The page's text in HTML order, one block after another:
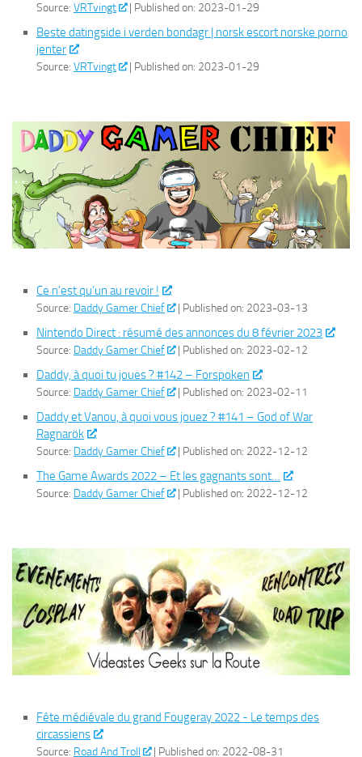
Source: VRTvingt Published on: 2023-01-29
Beste datingside i verden bondagr | norsk escort norske porno
jenter
Source: VRTvingt Published on: 2023-01-29
Ce n’est qu’un au revoir !
Source: Daddy Gamer Chief Published on: 2023-03-13
Nintendo Direct : résumé des annonces du 8 février 2023
Source: Daddy Gamer Chief Published on: 2023-02-12
Daddy, à quoi tu joues ? #142 – Forspoken
Source: Daddy Gamer Chief Published on: 2023-02-11
Daddy et Vanou, à quoi vous jouez ? #141 – God of War
Ragnarök
Source: Daddy Gamer Chief Published on: 2022-12-12
The Game Awards 2022 – Et les gagnants sont…
Source: Daddy Gamer Chief Published on: 2022-12-12
Fête médiévale du grand Fougeray 2022 - Le temps des
circassiens
Source: Road And Troll Published on: 2022-08-31